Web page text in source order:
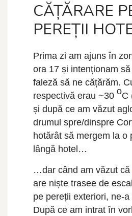
CĂȚĂRARE
PEREȚII
Prima zi am ajuns în
ora 17 și intenționam
faleză să ne cățărăm.
respectivă erau ~30 oC
și după ce am văzut
drumul spre/dinspre
hotărât să mergem la o
lângă hotel…
…dar când am văzut că
are niște trasee de
pe pereții exteriori, ne-
După ce am intrat în